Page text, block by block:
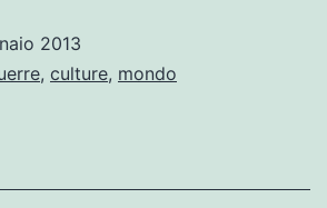
compassione
2013
, culture, mondo